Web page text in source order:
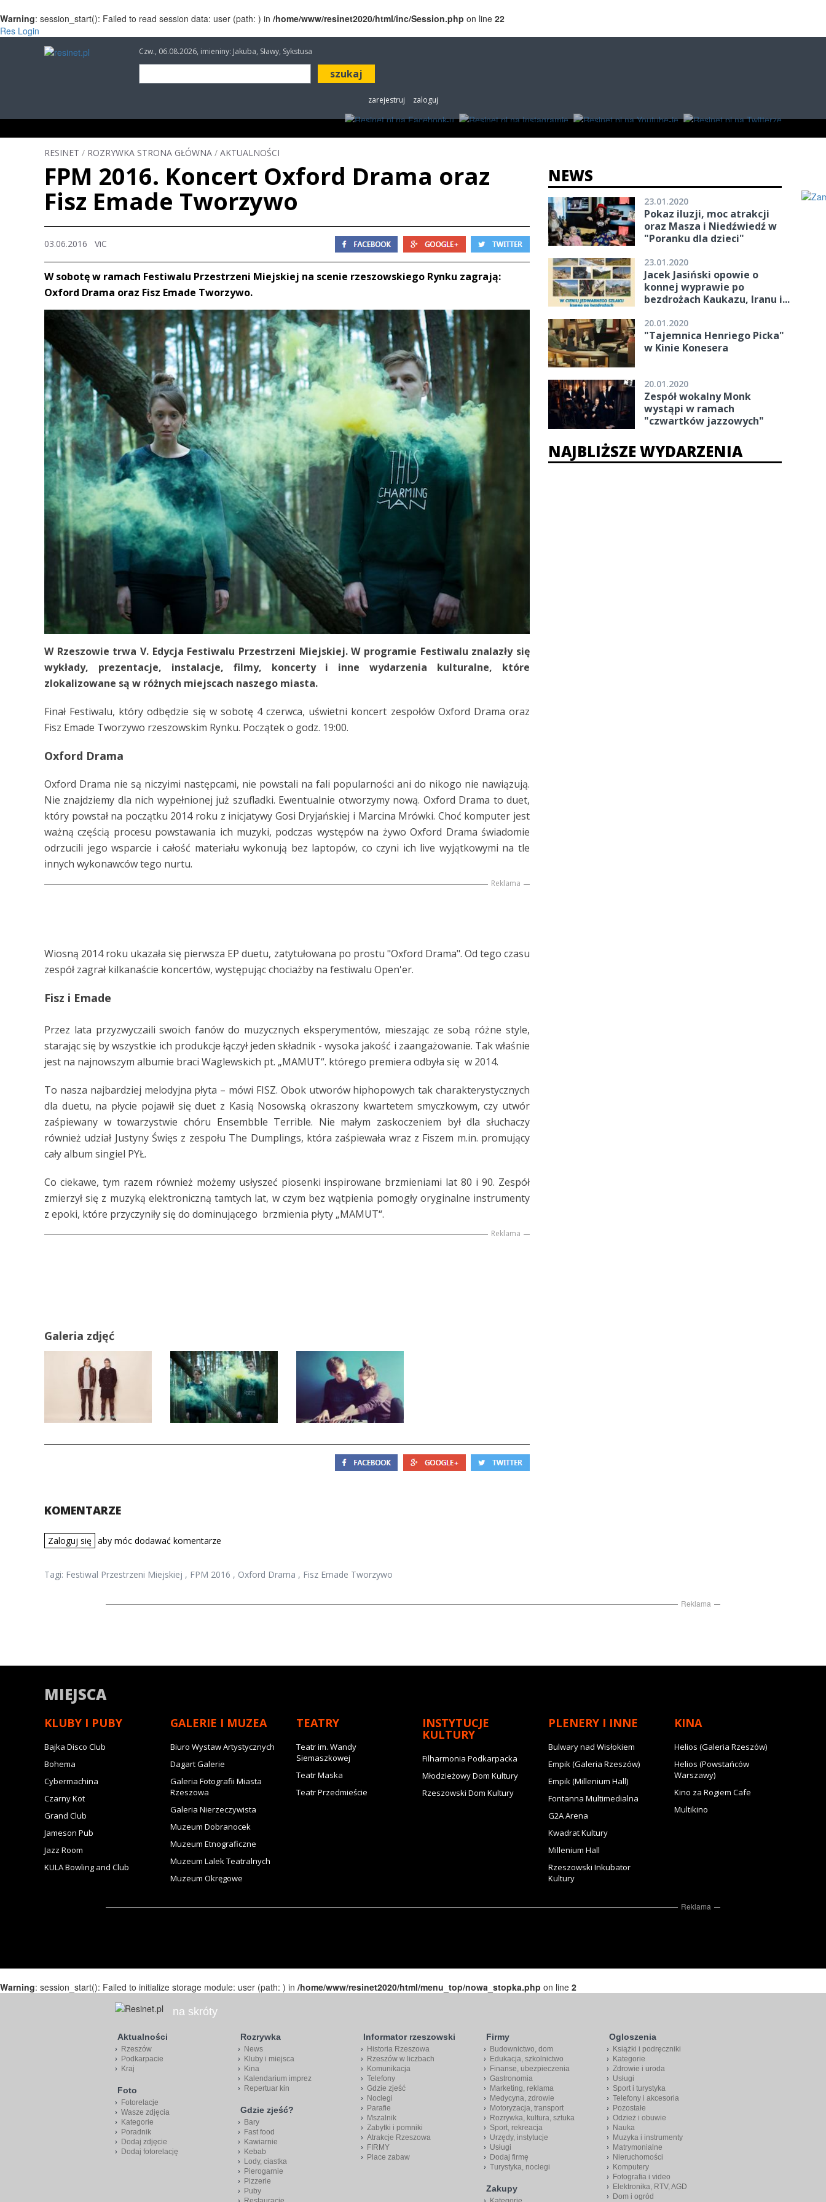
Warning: session_start(): Failed to read session data: user (path: ) in /home/www/resinet2020/html/inc/Session.php on line 22
Res Login
Czw., 06.08.2026, imieniny: Jakuba, Sławy, Sykstusa
zarejestruj zaloguj
INFORMACJE INWESTYCJE IMPREZY
RESINET / ROZRYWKA STRONA GŁÓWNA / AKTUALNOŚCI
FPM 2016. Koncert Oxford Drama oraz
Fisz Emade Tworzywo
03.06.2016 ViC
W sobotę w ramach Festiwalu Przestrzeni Miejskiej na scenie rzeszowskiego Rynku zagrają:
Oxford Drama oraz Fisz Emade Tworzywo.
W Rzeszowie trwa V. Edycja Festiwalu Przestrzeni Miejskiej. W programie Festiwalu znalazły się
wykłady, prezentacje, instalacje, filmy, koncerty i inne wydarzenia kulturalne, które
zlokalizowane są w różnych miejscach naszego miasta.
Finał Festiwalu, który odbędzie się w sobotę 4 czerwca, uświetni koncert zespołów Oxford Drama oraz
Fisz Emade Tworzywo rzeszowskim Rynku. Początek o godz. 19:00.
Oxford Drama
Oxford Drama nie są niczyimi następcami, nie powstali na fali popularności ani do nikogo nie nawiązują.
Nie znajdziemy dla nich wypełnionej już szufladki. Ewentualnie otworzymy nową. Oxford Drama to duet,
który powstał na początku 2014 roku z inicjatywy Gosi Dryjańskiej i Marcina Mrówki. Choć komputer jest
ważną częścią procesu powstawania ich muzyki, podczas występów na żywo Oxford Drama świadomie
odrzucili jego wsparcie i całość materiału wykonują bez laptopów, co czyni ich live wyjątkowymi na tle
innych wykonawców tego nurtu.
Reklama
Wiosną 2014 roku ukazała się pierwsza EP duetu, zatytułowana po prostu "Oxford Drama". Od tego czasu
zespół zagrał kilkanaście koncertów, występując chociażby na festiwalu Open'er.
Fisz i Emade
Przez lata przyzwyczaili swoich fanów do muzycznych eksperymentów, mieszając ze sobą różne style,
starając się by wszystkie ich produkcje łączył jeden składnik - wysoka jakość i zaangażowanie. Tak właśnie
jest na najnowszym albumie braci Waglewskich pt. „MAMUT“. którego premiera odbyła się w 2014.
To nasza najbardziej melodyjna płyta – mówi FISZ. Obok utworów hiphopowych tak charakterystycznych
dla duetu, na płycie pojawił się duet z Kasią Nosowską okraszony kwartetem smyczkowym, czy utwór
zaśpiewany w towarzystwie chóru Ensembble Terrible. Nie małym zaskoczeniem był dla słuchaczy
również udział Justyny Święs z zespołu The Dumplings, która zaśpiewała wraz z Fiszem m.in. promujący
cały album singiel PYŁ.
Co ciekawe, tym razem również możemy usłyszeć piosenki inspirowane brzmieniami lat 80 i 90. Zespół
zmierzył się z muzyką elektroniczną tamtych lat, w czym bez wątpienia pomogły oryginalne instrumenty
z epoki, które przyczyniły się do dominującego brzmienia płyty „MAMUT“.
Reklama
Galeria zdjęć
KOMENTARZE
Zaloguj się aby móc dodawać komentarze
Tagi: Festiwal Przestrzeni Miejskiej , FPM 2016 , Oxford Drama , Fisz Emade Tworzywo
NEWS
23.01.2020
Pokaz iluzji, moc atrakcji
oraz Masza i Niedźwiedź w
"Poranku dla dzieci"
23.01.2020
Jacek Jasiński opowie o
konnej wyprawie po
bezdrożach Kaukazu, Iranu i...
20.01.2020
"Tajemnica Henriego Picka"
w Kinie Konesera
20.01.2020
Zespół wokalny Monk
wystąpi w ramach
"czwartków jazzowych"
NAJBLIŻSZE WYDARZENIA
Reklama
MIEJSCA
KLUBY I PUBY
Bajka Disco Club
Bohema
Cybermachina
Czarny Kot
Grand Club
Jameson Pub
Jazz Room
KULA Bowling and Club
GALERIE I MUZEA
Biuro Wystaw Artystycznych
Dagart Galerie
Galeria Fotografii Miasta
Rzeszowa
Galeria Nierzeczywista
Muzeum Dobranocek
Muzeum Etnograficzne
Muzeum Lalek Teatralnych
Muzeum Okręgowe
TEATRY
Teatr im. Wandy
Siemaszkowej
Teatr Maska
Teatr Przedmieście
INSTYTUCJE
KULTURY
Filharmonia Podkarpacka
Młodzieżowy Dom Kultury
Rzeszowski Dom Kultury
PLENERY I INNE
Bulwary nad Wisłokiem
Empik (Galeria Rzeszów)
Empik (Millenium Hall)
Fontanna Multimedialna
G2A Arena
Kwadrat Kultury
Millenium Hall
Rzeszowski Inkubator
Kultury
KINA
Helios (Galeria Rzeszów)
Helios (Powstańców
Warszawy)
Kino za Rogiem Cafe
Multikino
Reklama
Warning: session_start(): Failed to initialize storage module: user (path: ) in /home/www/resinet2020/html/menu_top/nowa_stopka.php on line 2
na skróty
Aktualności
Rzeszów
Podkarpacie
Kraj
Foto
Fotorelacje
Wasze zdjęcia
Kategorie
Poradnik
Dodaj zdjęcie
Dodaj fotorelację
Rozrywka
News
Kluby i miejsca
Kina
Kalendarium imprez
Repertuar kin
Gdzie zjeść?
Bary
Fast food
Kawiarnie
Kebab
Lody, ciastka
Pierogarnie
Pizzerie
Puby
Informator rzeszowski
Historia Rzeszowa
Rzeszów w liczbach
Komunikacja
Telefony
Gdzie zjeść
Noclegi
Parafie
Mszalnik
Zabytki i pomniki
Atrakcje Rzeszowa
FIRMY
Place zabaw
Firmy
Budownictwo, dom
Edukacja, szkolnictwo
Finanse, ubezpieczenia
Gastronomia
Marketing, reklama
Medycyna, zdrowie
Motoryzacja, transport
Rozrywka, kultura, sztuka
Sport, rekreacja
Urzędy, instytucje
Usługi
Dodaj firmę
Turystyka, noclegi
Zakupy
Ogloszenia
Książki i podręczniki
Kategorie
Zdrowie i uroda
Usługi
Sport i turystyka
Telefony i akcesoria
Pozostałe
Odzież i obuwie
Nauka
Muzyka i instrumenty
Matrymonialne
Nieruchomości
Komputery
Fotografia i video
Elektronika, RTV, AGD
Dom i ogród